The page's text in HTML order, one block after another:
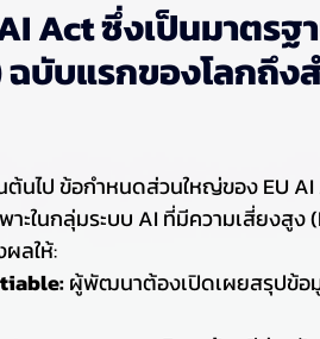
Act ซึ่งเป็นมาตร
บับแรกของโลกถึง
นไป ข้อกำหนดส่วนใหญ่ของ EU
ะในกลุ่มระบบ AI ที่มีความเสี่ยงสูง
ลให้:
ผู้พัฒนาต้องเปิดเผยสรุปข้อ